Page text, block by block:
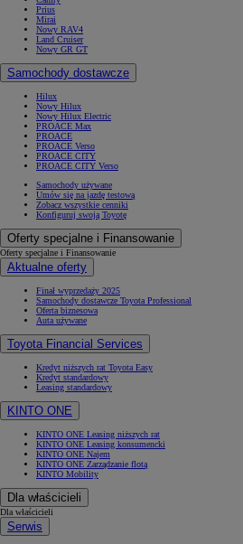
Prius
Mirai
Nowy RAV4
Land Cruiser
Nowy GR GT
Samochody dostawcze
Hilux
Nowy Hilux
Nowy Hilux Electric
PROACE Max
PROACE
PROACE Verso
PROACE CITY
PROACE CITY Verso
Samochody używane
Umów się na jazdę testową
Zobacz wszystkie cenniki
Konfiguruj swoją Toyotę
Oferty specjalne i Finansowanie
Oferty specjalne i Finansowanie
Aktualne oferty
Finał wyprzedaży 2025
Samochody dostawcze Toyota Professional
Oferta biznesowa
Auta używane
Toyota Financial Services
Kredyt niższych rat Toyota Easy
Kredyt standardowy
Leasing standardowy
KINTO ONE
KINTO ONE Leasing niższych rat
KINTO ONE Leasing konsumencki
KINTO ONE Najem
KINTO ONE Zarządzanie flotą
KINTO Mobility
Dla właścicieli
Dla właścicieli
Serwis